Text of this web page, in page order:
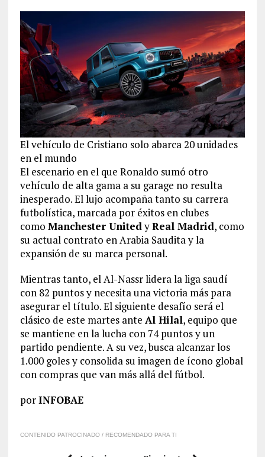
El vehículo de Cristiano solo abarca 20 unidades
en el mundo
El escenario en el que Ronaldo sumó otro
vehículo de alta gama a su garage no resulta
inesperado. El lujo acompaña tanto su carrera
futbolística, marcada por éxitos en clubes
como Manchester UnitedyReal Madrid, como
su actual contrato en Arabia Saudita y la
expansión de su marca personal.
Mientras tanto, el Al-Nassr lidera la liga saudí
con 82 puntos y necesita una victoria más para
asegurar el título. El siguiente desafío será el
clásico de este martes ante Al Hilal, equipo que
se mantiene en la lucha con 74 puntos y un
partido pendiente. A su vez, busca alcanzar los
1.000 goles y consolida su imagen de ícono global
con compras que van más allá del fútbol.
porINFOBAE
CONTENIDO PATROCINADO / RECOMENDADO PARA TI